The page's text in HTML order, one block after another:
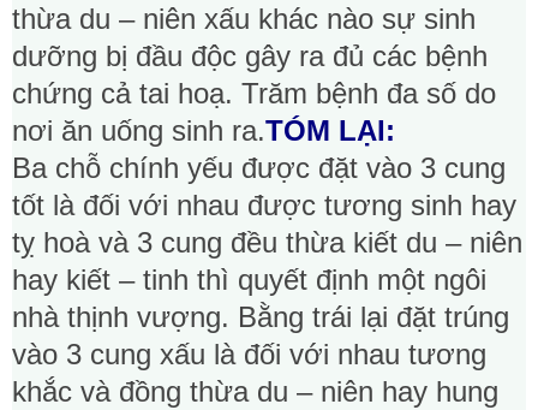
thừa du – niên xấu khác nào sự sinh
dưỡng bị đầu độc gây ra đủ các bệnh
chứng cả tai hoạ. Trăm bệnh đa số do
nơi ăn uống sinh ra.TÓM LẠI:
Ba chỗ chính yếu được đặt vào 3 cung
tốt là đối với nhau được tương sinh hay
tỵ hoà và 3 cung đều thừa kiết du – niên
hay kiết – tinh thì quyết định một ngôi
nhà thịnh vượng. Bằng trái lại đặt trúng
vào 3 cung xấu là đối với nhau tương
khắc và đồng thừa du – niên hay hung